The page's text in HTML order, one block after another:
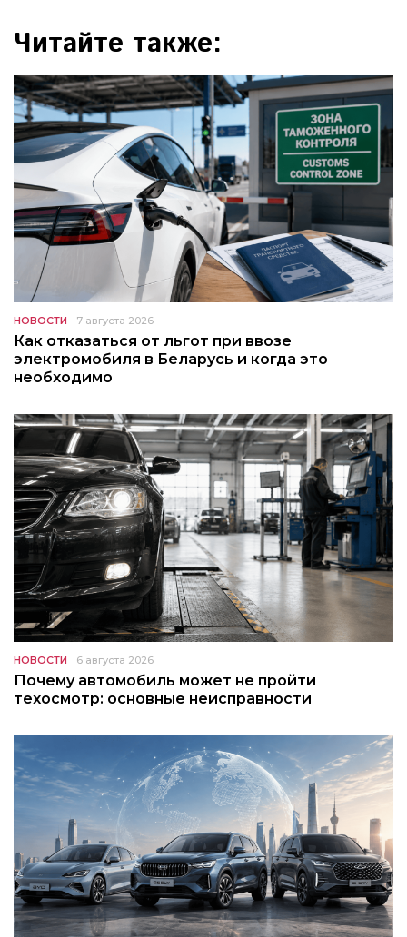
Читайте также:
НОВОСТИ 7 августа 2026
Как отказаться от льгот при ввозе
электромобиля в Беларусь и когда это
необходимо
НОВОСТИ 6 августа 2026
Почему автомобиль может не пройти
техосмотр: основные неисправности